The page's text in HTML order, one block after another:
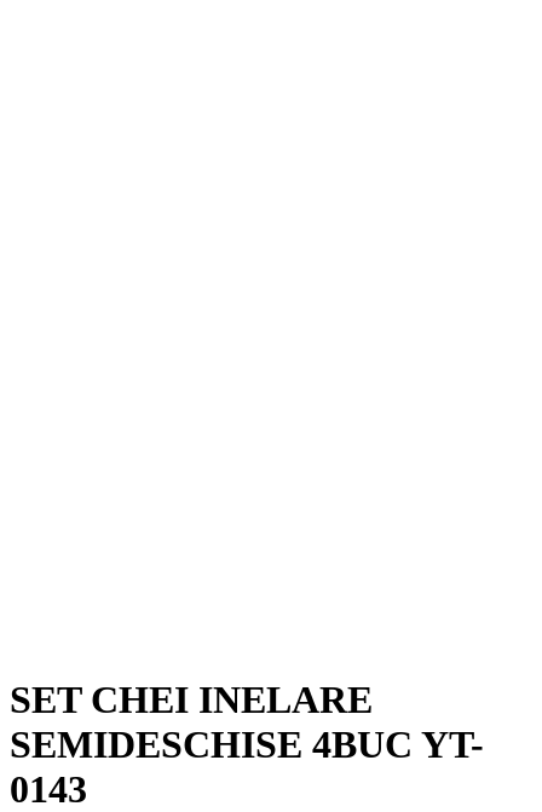
SET CHEI INELARE
SEMIDESCHISE 4BUC YT-
0143